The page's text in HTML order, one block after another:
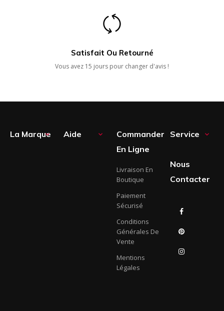
Satisfait Ou Retourné
Vous avez 15 jours pour changer d'avis !
La Marque
 Aide 
Commander
En Ligne
Livraison En
Boutique
Paiement
Sécurisé
Conditions
Générales De
Vente
Mentions
Légales
Service 
Nous
Contacter